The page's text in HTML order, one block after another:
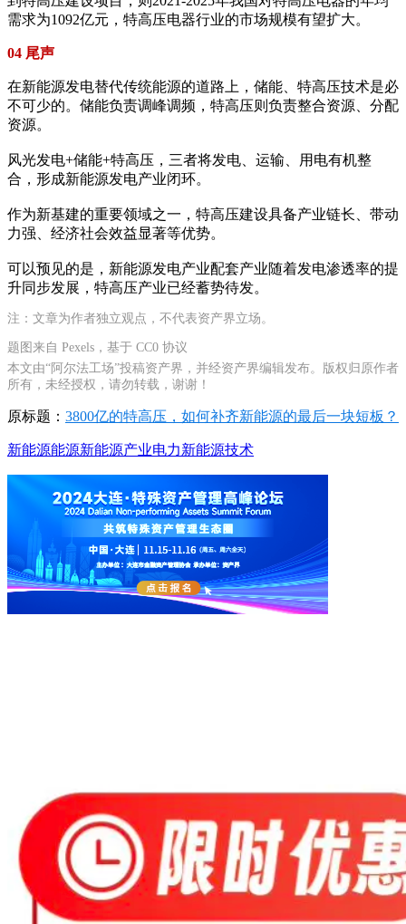
需求为1092亿元，特高压电器行业的市场规模有望扩大。
04 尾声
在新能源发电替代传统能源的道路上，储能、特高压技术是必
不可少的。储能负责调峰调频，特高压则负责整合资源、分配
资源。
风光发电+储能+特高压，三者将发电、运输、用电有机整
合，形成新能源发电产业闭环。
作为新基建的重要领域之一，特高压建设具备产业链长、带动
力强、经济社会效益显著等优势。
可以预见的是，新能源发电产业配套产业随着发电渗透率的提
升同步发展，特高压产业已经蓄势待发。
注：文章为作者独立观点，不代表资产界立场。
题图来自 Pexels，基于 CC0 协议
本文由“阿尔法工场”投稿资产界，并经资产界编辑发布。版权归原作者
所有，未经授权，请勿转载，谢谢！
原标题： 3800亿的特高压，如何补齐新能源的最后一块短板？
新能源能源新能源产业电力新能源技术